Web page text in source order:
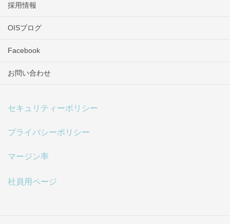
採用情報
OISブログ
Facebook
お問い合わせ
セキュリティーポリシー
プライバシーポリシー
マージン率
社員用ページ